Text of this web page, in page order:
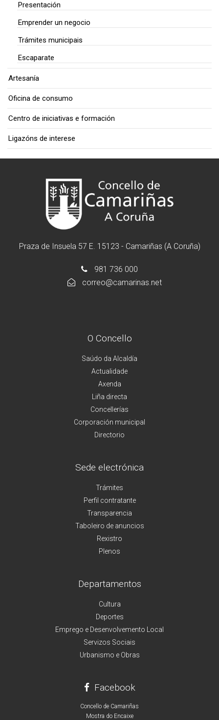
Presentación
Emprender un negocio
Trámites municipais
Escaparate
Artesanía
Oficina de consumo
Centro de iniciativas e formación
Ligazóns de interese
Praza de Insuela 57 E. 15123 - Camariñas (A Coruña)
981 736 000
correo@camarinas.net
O Concello
Saúdo da Alcaldía
Actualidade
Axenda
Liña directa
Concellerías
Corporación municipal
Directorio
Sede electrónica
Trámites
Perfil contratante
Transparencia
Taboleiro de anuncios
Rexistro
Plenos
Departamentos
Cultura
Deportes
Emprego e Desenvolvemento Local
Servizos Sociais
Urbanismo e Obras
Facebook
Concello de Camariñas
Mostra do Encaixe